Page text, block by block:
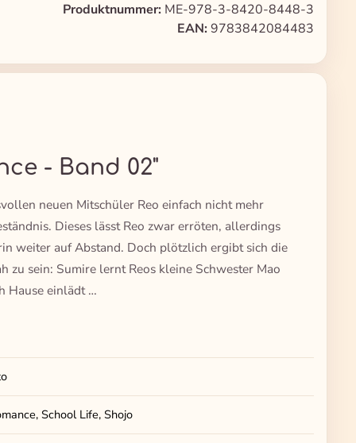
Produktnummer: ME-978-3-8420-8448-3
EAN: 9783842084483
- Band 02"
neuen Mitschüler Reo einfach nicht mehr
Dieses lässt Reo zwar erröten, allerdings
weiter auf Abstand. Doch plötzlich ergibt sich die
zu sein: Sumire lernt Reos kleine Schwester Mao
Hause einlädt …
School Life, Shojo